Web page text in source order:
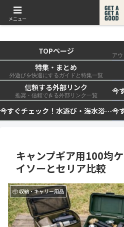
get a get a
TOPページ
特集・まとめ
外遊びを快適にするガイドと特集一覧
信頼する外部リンク
推奨・信頼できる外部リンク一覧
今すぐチェック！水遊び・海水浴の快適化計画｜浮き輪・服装・日陰・安全対策を総まとめ🏖️🌊✨
キャンプギア用100均
イソーとセリア比較
📦 収納・キャリー用品
メニュー